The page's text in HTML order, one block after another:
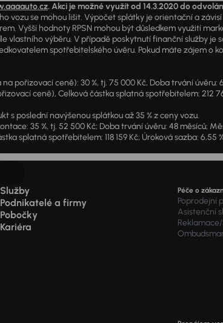
. Akci je možné využít od 14.3.2020 do
vozu se mohou lišit. Výpočet splátky je orientační a
Vyšší hodnoty RPSN mohou být důsledkem využití
vlastního výběru. V případě poskytnutí finanční služby je
spotřebitelského úvěru. Pokud máte zájem
pořizovací ceně): 30 %, tj. 75 000 Kč, Doba trvání
ceně), Celková částka splatná spotřebitelem: 212
s poslední navýšenou splátkou až 35 % z ceny vozu.
35 %, tj. 52 500 Kč; Doba trvání úvěru: 48 měsíců;
splatná spotřebitelem: 118 159 Kč; Úroková sazba: 6,55
Služby
Podnikatelé a firmy
Pobočky
Kariéra
Péče o
Poprodejní
Asistenční